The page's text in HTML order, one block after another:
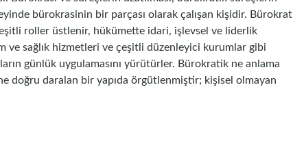
bürokrasinin bir parçası olarak çalışan kişidir. Bürokrat
roller üstlenir, hükümette idari, işlevsel ve liderlik
ve sağlık hizmetleri ve çeşitli düzenleyici kurumlar gibi
günlük uygulamasını yürütürler. Bürokratik ne anlama
doğru daralan bir yapıda örgütlenmiştir; kişisel olmayan